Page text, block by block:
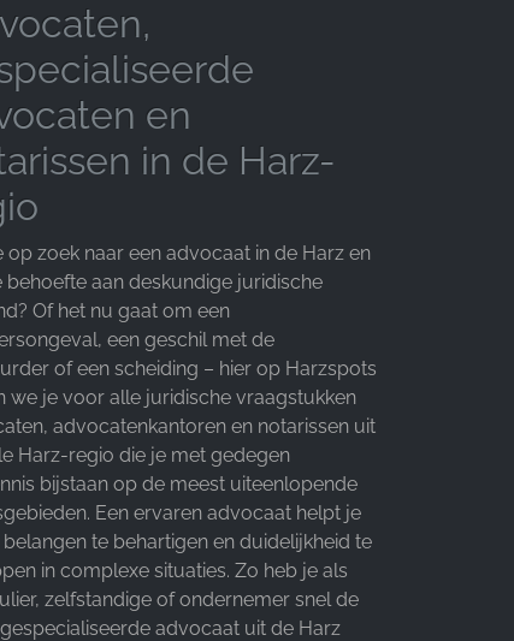
en
in de Harz-
op zoek naar een advocaat in de Harz en
behoefte aan deskundige juridische
Of het nu gaat om een
een geschil met de
of een scheiding – hier op Harzspots
we je voor alle juridische vraagstukken
advocatenkantoren en notarissen uit
Harz-regio die je met gedegen
bijstaan op de meest uiteenlopende
Een ervaren advocaat helpt je
te behartigen en duidelijkheid te
in complexe situaties. Zo heb je als
zelfstandige of ondernemer snel de
advocaat uit de Harz